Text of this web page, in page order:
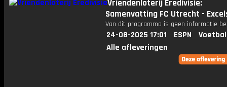
Vriendenloterij Eredivisie:
Samenvatting FC Utrecht -
Van dit programma is geen informatie
24-08-2025 17:01 ESPN
Alle afleveringen